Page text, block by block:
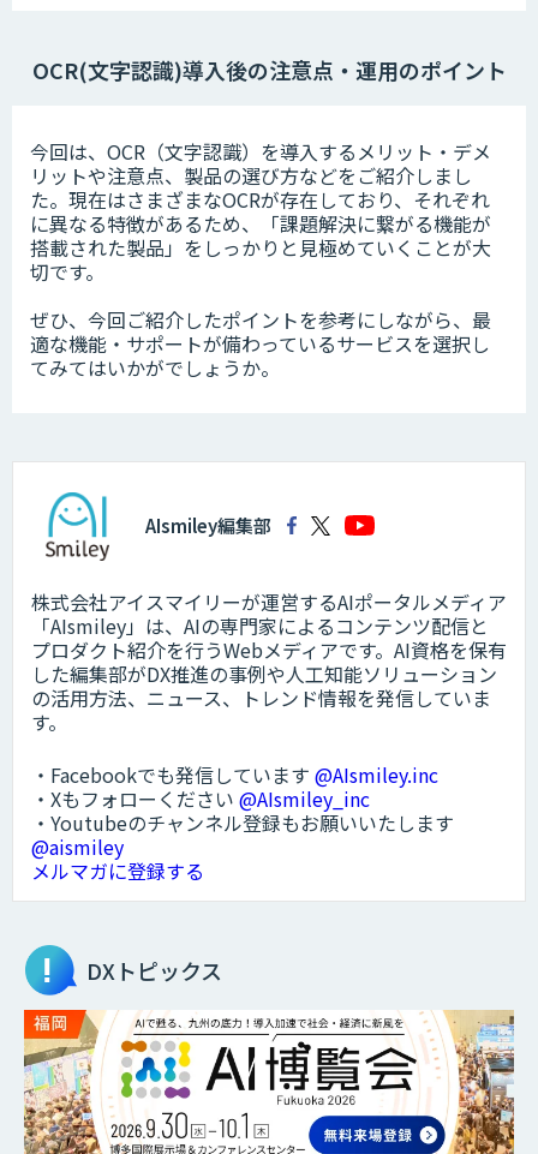
OCR(文字認識)導入後の注意点・運用のポイント
今回は、OCR（文字認識）を導入するメリット・デメ
リットや注意点、製品の選び方などをご紹介しまし
た。現在はさまざまなOCRが存在しており、それぞれ
に異なる特徴があるため、「課題解決に繋がる機能が
搭載された製品」をしっかりと見極めていくことが大
切です。
ぜひ、今回ご紹介したポイントを参考にしながら、最
適な機能・サポートが備わっているサービスを選択し
てみてはいかがでしょうか。
AIsmiley編集部
株式会社アイスマイリーが運営するAIポータルメディア
「AIsmiley」は、AIの専門家によるコンテンツ配信と
プロダクト紹介を行うWebメディアです。AI資格を保有
した編集部がDX推進の事例や人工知能ソリューション
の活用方法、ニュース、トレンド情報を発信していま
す。
・Facebookでも発信しています @AIsmiley.inc
・Xもフォローください @AIsmiley_inc
・Youtubeのチャンネル登録もお願いいたします
@aismiley
メルマガに登録する
DXトピックス